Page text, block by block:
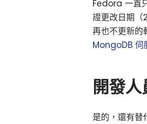
Fedora 一直
證更改日期（
再也不更新
MongoDB 伺
開發
是的，還有替